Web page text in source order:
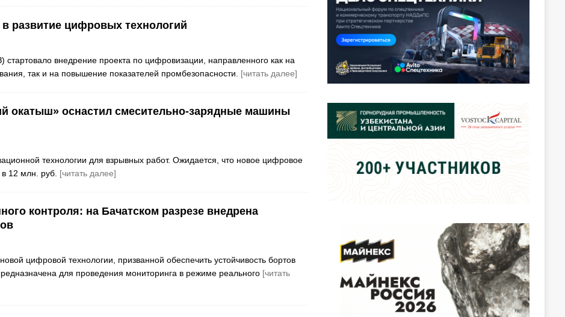
развитие цифровых технологий
внедрение проекта по цифровизации, направленного как на
так и на повышение показателей промбезопасности. [читать далее]
окатыш» оснастил смесительно-зарядные машины
технологии для взрывных работ. Ожидается, что новое цифровое
12 млн. руб. [читать далее]
контроля: на Бачатском разрезе внедрена
цифровой технологии, призванной обеспечить устойчивость бортов
для проведения мониторинга в режиме реального [читать